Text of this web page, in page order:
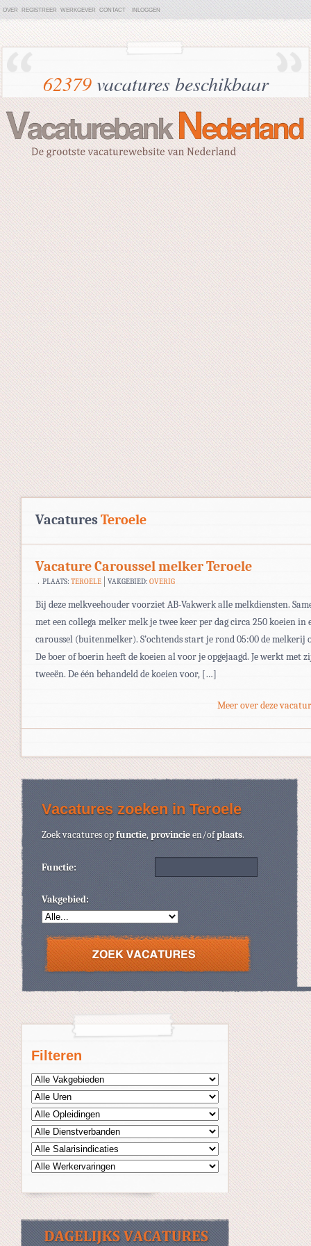
OVER REGISTREER WERKGEVER CONTACT INLOGGEN
62379vacatures beschikbaar
Filteren
VacaturesTeroele
Vacature Caroussel melker Teroele
PLAATS: TEROELE VAKGEBIED:OVERIG
Bij deze melkveehouder voorziet AB-Vakwerk alle melkdiensten.
met een collega melker melk je twee keer per dag circa 250 koeien in
caroussel (buitenmelker). S’ochtends start je rond 05:00 de melkerij
De boer of boerin heeft de koeien al voor je opgejaagd. Je werkt met
tweeën. De één behandeld de koeien voor, […]
Meer over deze
Vacatures zoeken in Teroele
Zoek vacatures opfunctie,provincieen/ofplaats.
Functie:
Vakgebied: